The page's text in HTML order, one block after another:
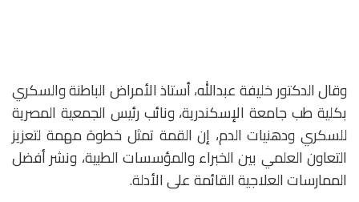
وقال الدكتور خليفة عبدالله، أستاذ الأمراض الباطنة والسكري
بكلية طب جامعة الإسكندرية، ونائب رئيس الجمعية المصرية
للسكري ودهنيات الدم، إن القمة تمثل خطوة مهمة لتعزيز
التعاون العلمي بين الخبراء والمؤسسات الطبية، ونشر أفضل
الممارسات العلاجية القائمة على الأدلة.